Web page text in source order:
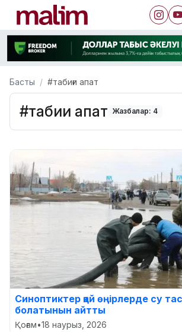
Басты #табиғи апат
#табиғи апат Жазбалар: 4
Синоптиктер қай өңірлерде су
болатынын айтты
Қоғам•18 наурыз, 2026